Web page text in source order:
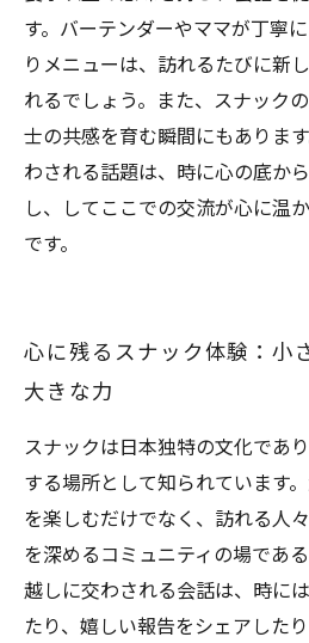
す。バーテンダーやママが丁寧
りメニューは、訪れるたびに新
れるでしょう。また、スナック
士の共感を育む瞬間にもありま
わされる話題は、時に心の底か
し、してここでの交流が心に温
です。
心に残るスナック体験：小
大きな力
スナックは日本独特の文化であ
する場所として知られています
を楽しむだけでなく、訪れる人
を深めるコミュニティの場であ
越しに交わされる会話は、時に
たり、嬉しい報告をシェアした